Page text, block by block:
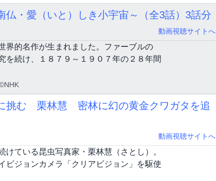
・愛（いと）しき小宇宙～（全3話） 3話分
動画視聴サイトへ
界的名作が生まれました。ファーブルの
を続け、１８７９～１９０７年の２８年間
挑む 栗林慧 密林に幻の黄金クワガタを追
動画視聴サイトへ
けている昆虫写真家・栗林慧（さとし）。
ビジョンカメラ「クリアビジョン」を駆使